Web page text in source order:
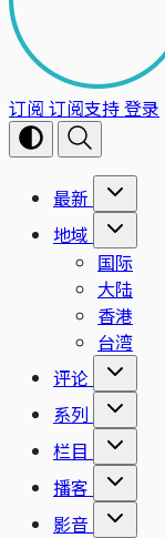
订阅 订阅支持登录
最新
地域
国际
大陆
香港
台湾
评论
系列
栏目
播客
影音